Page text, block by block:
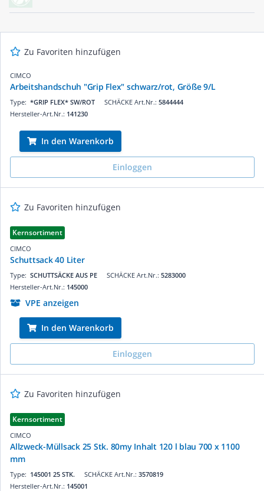
Zu Favoriten hinzufügen
CIMCO
Arbeitshandschuh "Grip Flex" schwarz/rot, Größe 9/L
SCHÄCKE Art.Nr.: 5844444
Type: *GRIP FLEX* SW/ROT
Hersteller-Art.Nr.: 141230
In den Warenkorb
Einloggen
Zu Favoriten hinzufügen
Kernsortiment
CIMCO
Schuttsack 40 Liter
SCHÄCKE Art.Nr.: 5283000
Type: SCHUTTSÄCKE AUS PE
Hersteller-Art.Nr.: 145000
VPE anzeigen
In den Warenkorb
Einloggen
Zu Favoriten hinzufügen
Kernsortiment
CIMCO
Allzweck-Müllsack 25 Stk. 80my Inhalt 120 l blau 700 x 1100
mm
SCHÄCKE Art.Nr.: 3570819
Type: 145001 25 STK.
Hersteller-Art.Nr.: 145001